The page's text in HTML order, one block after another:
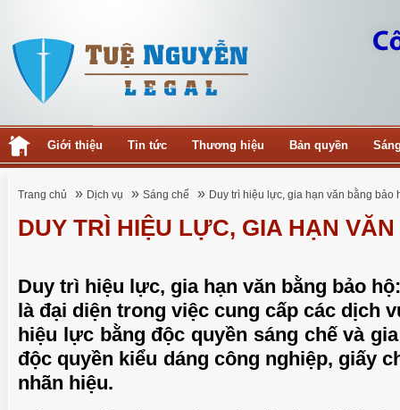
Giới thiệu Tin tức Thương hiệu Bản quyền
Trang chủ » Dịch vụ » Sáng chế » Duy trì hiệu lực, gia hạn văn bằng bảo
DUY TRÌ HIỆU LỰC, GIA HẠN
Duy trì hiệu lực, gia hạn văn bằng bảo hộ:
là đại diện trong việc cung cấp các dịch
hiệu lực bằng độc quyền sáng chế và
độc quyền kiểu dáng công nghiệp, giấy
nhãn hiệu.